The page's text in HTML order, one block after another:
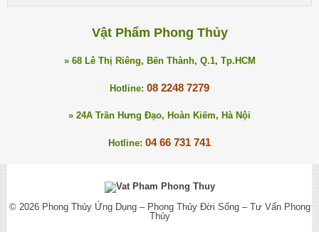
Vật Phẩm Phong Thủy
» 68 Lê Thị Riêng, Bến Thành, Q.1, Tp.HCM
Hotline: 08 2248 7279
» 24A Trần Hưng Đạo, Hoàn Kiếm, Hà Nội
Hotline: 04 66 731 741
© 2026 Phong Thủy Ứng Dụng – Phong Thủy Đời Sống – Tư Vấn Phong
Thủy